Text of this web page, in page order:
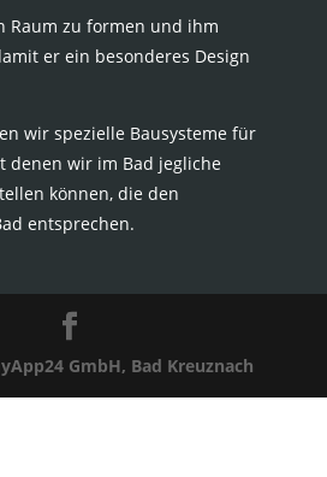
Raum zu formen und ihm
er ein besonderes Design
wir spezielle Bausysteme für
denen wir im Bad jegliche
können, die den
entsprechen.
GmbH, Bad Kreuznach